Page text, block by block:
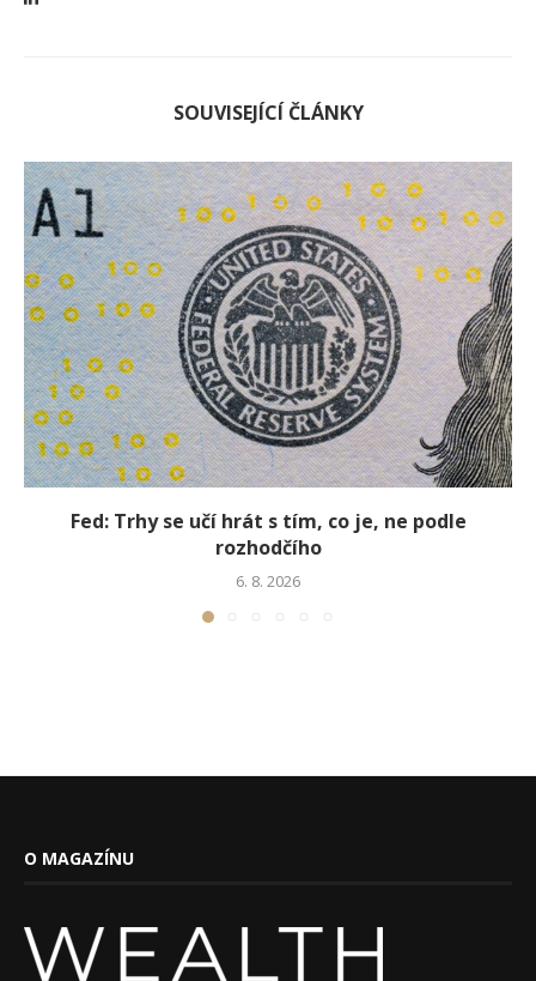
SOUVISEJÍCÍ ČLÁNKY
Fed: Trhy se učí hrát s tím, co je, ne podle
rozhodčího
6. 8. 2026
O MAGAZÍNU